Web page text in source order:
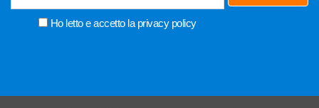
Ho letto e accetto la privacy policy